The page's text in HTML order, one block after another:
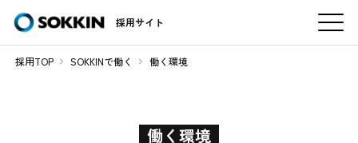
採用サイト
採用TOP SOKKINで働く 働く環境
働く環境